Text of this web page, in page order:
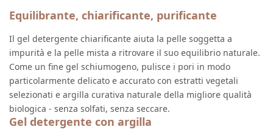
Equilibrante, chiarificante, purificante
Il gel detergente chiarificante aiuta la pelle soggetta a
impurità e la pelle mista a ritrovare il suo equilibrio naturale.
Come un fine gel schiumogeno, pulisce i pori in modo
particolarmente delicato e accurato con estratti vegetali
selezionati e argilla curativa naturale della migliore qualità
biologica - senza solfati, senza seccare.
Gel detergente con argilla